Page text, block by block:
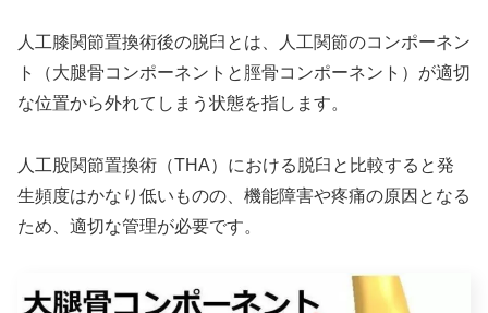
人工膝関節置換術後の脱臼とは、人工関節のコンポーネン
ト（大腿骨コンポーネントと脛骨コンポーネント）が適切
な位置から外れてしまう状態を指します。
人工股関節置換術（THA）における脱臼と比較すると発
生頻度はかなり低いものの、機能障害や疼痛の原因となる
ため、適切な管理が必要です。